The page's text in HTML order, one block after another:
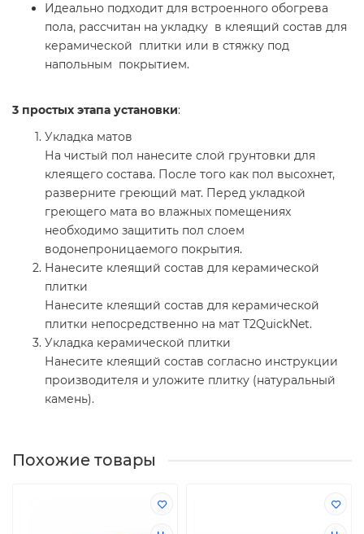
Идеально подходит для встроенного обогрева
пола, рассчитан на укладку в клеящий состав для
керамической плитки или в стяжку под
напольным покрытием.
3 простых этапа установки:
Укладка матов
На чистый пол нанесите слой грунтовки для
клеящего состава. После того как пол высохнет,
разверните греющий мат. Перед укладкой
греющего мата во влажных помещениях
необходимо защитить пол слоем
водонепроницаемого покрытия.
Нанесите клеящий состав для керамической
плитки
Нанесите клеящий состав для керамической
плитки непосредственно на мат T2QuickNet.
Укладка керамической плитки
Нанесите клеящий состав согласно инструкции
производителя и уложите плитку (натуральный
камень).
Похожие товары